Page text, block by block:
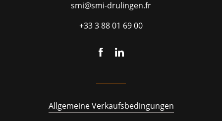
smi@smi-drulingen.fr
+33 3 88 01 69 00
Allgemeine Verkaufsbedingungen